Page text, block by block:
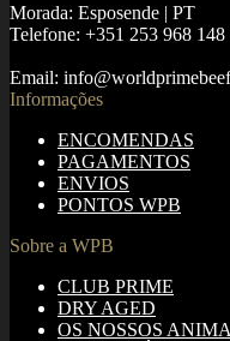
Morada: Esposende | PT
Telefone: +351 253 968
Email:
Informações
ENCOMENDAS
PAGAMENTOS
ENVIOS
PONTOS WPB
Sobre a WPB
CLUB PRIME
DRY AGED
OS NOSSOS